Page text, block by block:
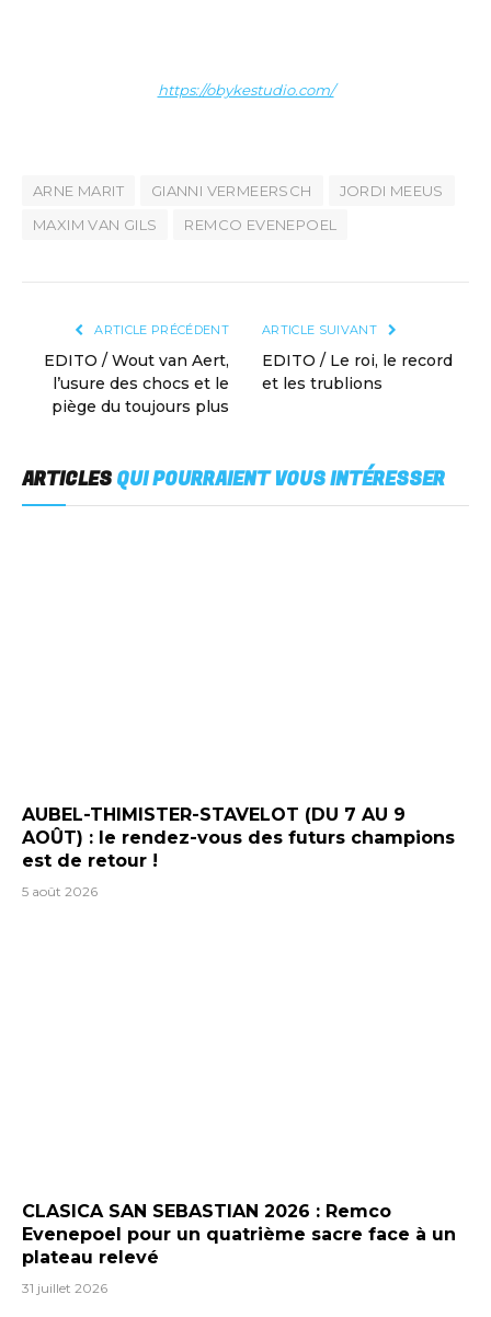
https://obykestudio.com/
ARNE MARIT GIANNI VERMEERSCH
JORDI MEEUS
MAXIM VAN GILS
REMCO EVENEPOEL
ARTICLE PRÉCÉDENT
EDITO / Wout van Aert,
l’usure des chocs et le
piège du toujours plus
ARTICLE SUIVANT
EDITO / Le roi, le record
et les trublions
ARTICLES QUI POURRAIENT VOUS INTÉRESSER
AUBEL-THIMISTER-STAVELOT (DU 7 AU 9
AOÛT) : le rendez-vous des futurs champions
est de retour !
5 août 2026
CLASICA SAN SEBASTIAN 2026 : Remco
Evenepoel pour un quatrième sacre face à un
plateau relevé
31 juillet 2026